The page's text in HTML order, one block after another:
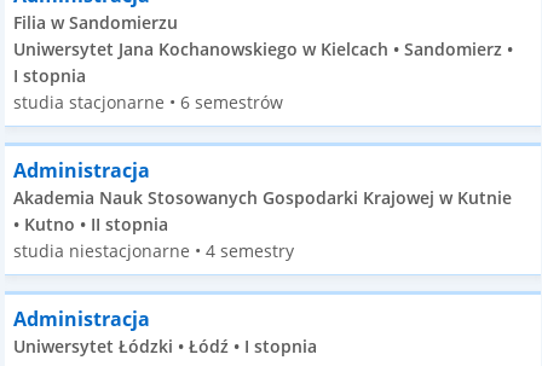
Filia w Sandomierzu
Uniwersytet Jana Kochanowskiego w Kielcach • Sandomierz •
I stopnia
studia stacjonarne • 6 semestrów
Administracja
Akademia Nauk Stosowanych Gospodarki Krajowej w Kutnie
• Kutno • II stopnia
studia niestacjonarne • 4 semestry
Administracja
Uniwersytet Łódzki • Łódź • I stopnia